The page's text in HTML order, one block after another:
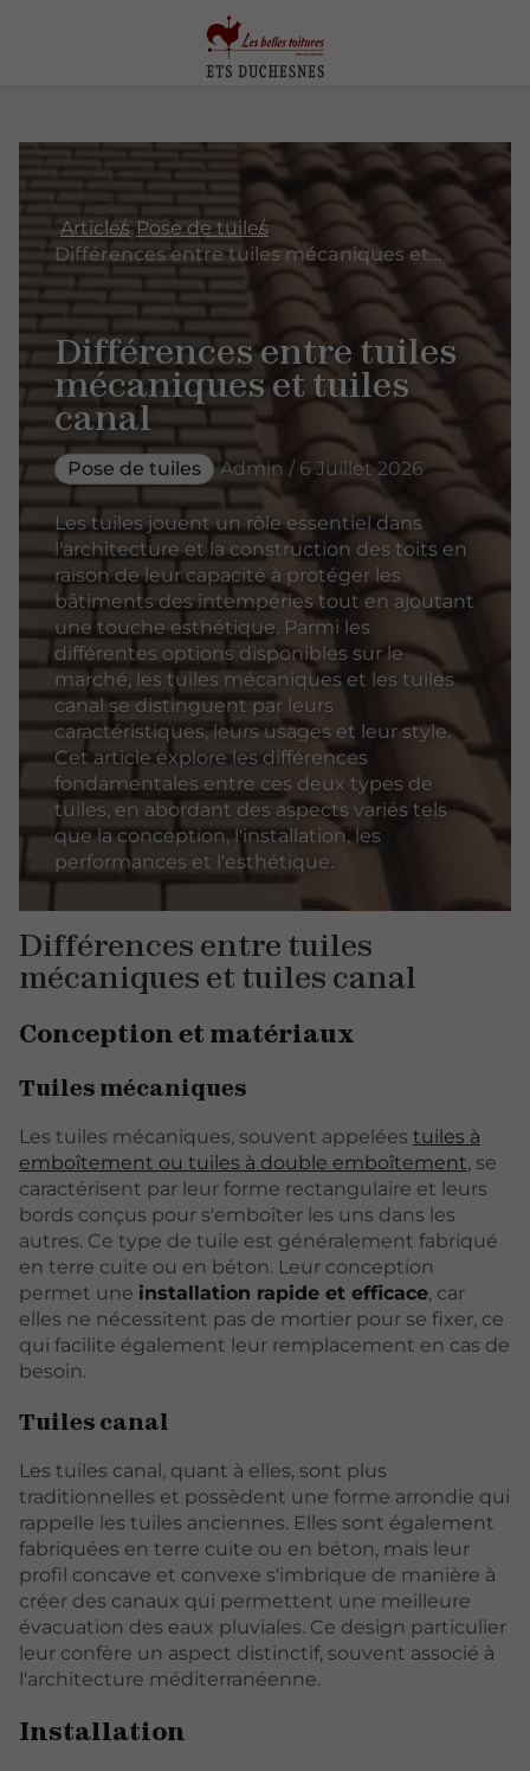
Articles Pose de tuiles
Différences entre tuiles mécaniques et tuiles canal
Différences entre tuiles
mécaniques et tuiles
canal
Pose de tuiles Admin / 6 Juillet 2026
Les tuiles jouent un rôle essentiel dans
l'architecture et la construction des toits en
raison de leur capacité à protéger les
bâtiments des intempéries tout en ajoutant
une touche esthétique. Parmi les
différentes options disponibles sur le
marché, les tuiles mécaniques et les tuiles
canal se distinguent par leurs
caractéristiques, leurs usages et leur style.
Cet article explore les différences
fondamentales entre ces deux types de
tuiles, en abordant des aspects variés tels
que la conception, l'installation, les
performances et l'esthétique.
Différences entre tuiles
mécaniques et tuiles canal
Conception et matériaux
Tuiles mécaniques
Les tuiles mécaniques, souvent appelées tuiles à
emboîtement ou tuiles à double emboîtement, se
caractérisent par leur forme rectangulaire et leurs
bords conçus pour s'emboîter les uns dans les
autres. Ce type de tuile est généralement fabriqué
en terre cuite ou en béton. Leur conception
permet une installation rapide et efficace, car
elles ne nécessitent pas de mortier pour se fixer, ce
qui facilite également leur remplacement en cas de
besoin.
Tuiles canal
Les tuiles canal, quant à elles, sont plus
traditionnelles et possèdent une forme arrondie qui
rappelle les tuiles anciennes. Elles sont également
fabriquées en terre cuite ou en béton, mais leur
profil concave et convexe s'imbrique de manière à
créer des canaux qui permettent une meilleure
évacuation des eaux pluviales. Ce design particulier
leur confère un aspect distinctif, souvent associé à
l'architecture méditerranéenne.
Installation